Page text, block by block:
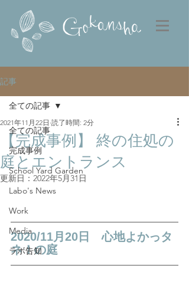
記事
全ての記事
完成事例
School Yard Garden
Labo's News
Work
Media
ラボ告知
全ての記事
【完成事例】 終の住処の
庭とエントランス
2021年11月22日 読了時間: 2分
更新日： 2022年5月31日
2020/11月20日　心地よかっタ
ネ！の庭